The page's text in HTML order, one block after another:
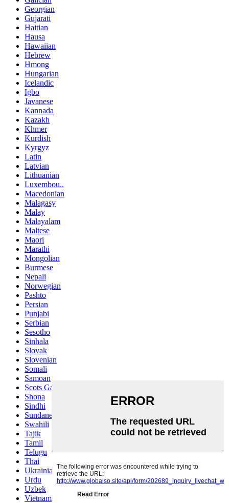
Georgian
Gujarati
Haitian
Hausa
Hawaiian
Hebrew
Hmong
Hungarian
Icelandic
Igbo
Javanese
Kannada
Kazakh
Khmer
Kurdish
Kyrgyz
Latin
Latvian
Lithuanian
Luxembou..
Macedonian
Malagasy
Malay
Malayalam
Maltese
Maori
Marathi
Mongolian
Burmese
Nepali
Norwegian
Pashto
Persian
Punjabi
Serbian
Sesotho
Sinhala
Slovak
Slovenian
Somali
Samoan
Scots Gaelic
Shona
Sindhi
Sundanese
Swahili
Tajik
Tamil
Telugu
Thai
Ukrainian
Urdu
Uzbek
Vietnamese